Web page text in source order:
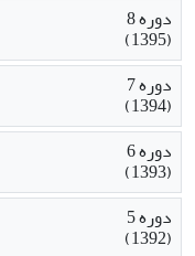
دوره 8
(1395)
دوره 7
(1394)
دوره 6
(1393)
دوره 5
(1392)